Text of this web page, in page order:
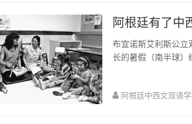
阿根廷有了中
布宜诺斯艾利斯公
长的暑假（南半球）
阿根廷中西文双语